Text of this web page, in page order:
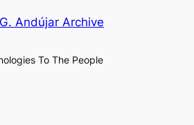
Andújar Archive
To The People